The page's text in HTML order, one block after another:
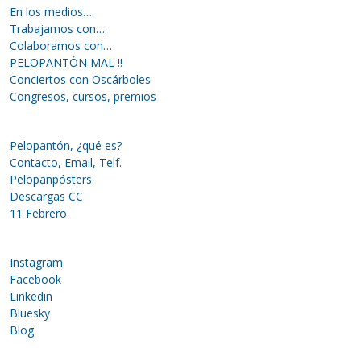
En los medios…
Trabajamos con…
Colaboramos con…
PELOPANTÓN MAL !!
Conciertos con Oscárboles
Congresos, cursos, premios
Pelopantón, ¿qué es?
Contacto, Email, Telf.
Pelopanpósters
Descargas CC
11 Febrero
Instagram
Facebook
Linkedin
Bluesky
Blog